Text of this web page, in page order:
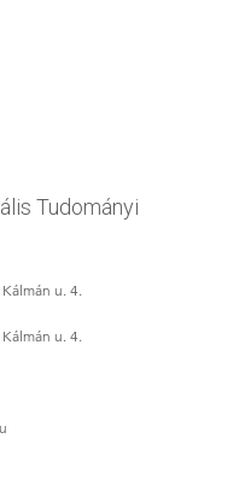
Tudományi
u. 4.
u. 4.